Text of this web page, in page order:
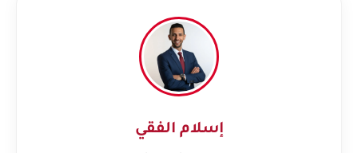
إسلام الفقي